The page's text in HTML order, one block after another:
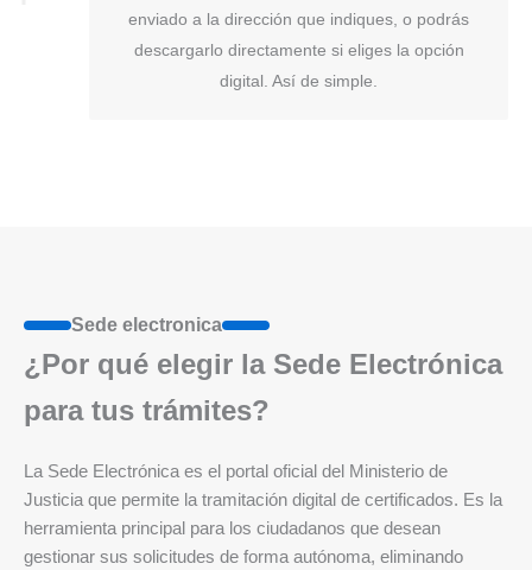
enviado a la dirección que indiques, o podrás
descargarlo directamente si eliges la opción
digital. Así de simple.
Sede electronica
¿Por qué elegir la Sede Electrónica
para tus trámites?
La Sede Electrónica es el portal oficial del Ministerio de
Justicia que permite la tramitación digital de certificados. Es la
herramienta principal para los ciudadanos que desean
gestionar sus solicitudes de forma autónoma, eliminando